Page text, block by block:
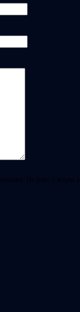
He leído y acepto la